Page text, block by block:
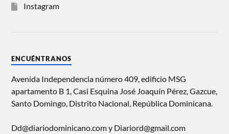
Instagram
ENCUÉNTRANOS
Avenida Independencia número 409, edificio MSG
apartamento B 1, Casi Esquina José Joaquín Pérez, Gazcue,
Santo Domingo, Distrito Nacional, República Dominicana.
Dd@diariodominicano.com y Diariord@gmail.com